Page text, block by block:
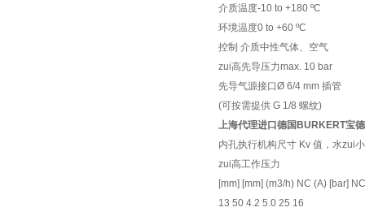
介质温度-10 to +180 ºC
环境温度0 to +60 ºC
控制 介质中性气体、空气
zui高先导压力max. 10 bar
先导气源接口Ø 6/4 mm 插管
(可按需提供 G 1/8 螺纹)
上海代理进口德国BURKERT宝
内孔执行机构尺寸 Kv 值，水zui
zui高工作压力
[mm] [mm] (m3/h) NC (A) [bar]
13 50 4.2 5.0 25 16